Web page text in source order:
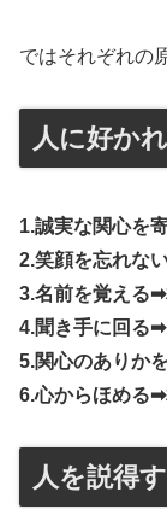
ではそれぞれの
人に好か
1.誠実な関心を
2.笑顔を忘れな
3.名前を覚える
4.聞き手に回る
5.関心のありか
6.心からほめる
人を説得